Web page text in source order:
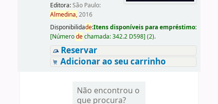
Editora:São Paulo:
Almedina,2016
Disponibilidade:Itens disponíveis para empréstimo:
[Númerodechamada:342.2 D598] (2).
Reservar
Adicionar ao seu carrinho
Não encontrou o
que procura?